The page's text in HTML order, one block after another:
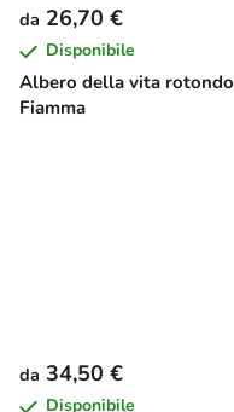
Albero della vita rotondo
Fiamma
da 26,70 €
Disponibile
da 34,50 €
Disponibile